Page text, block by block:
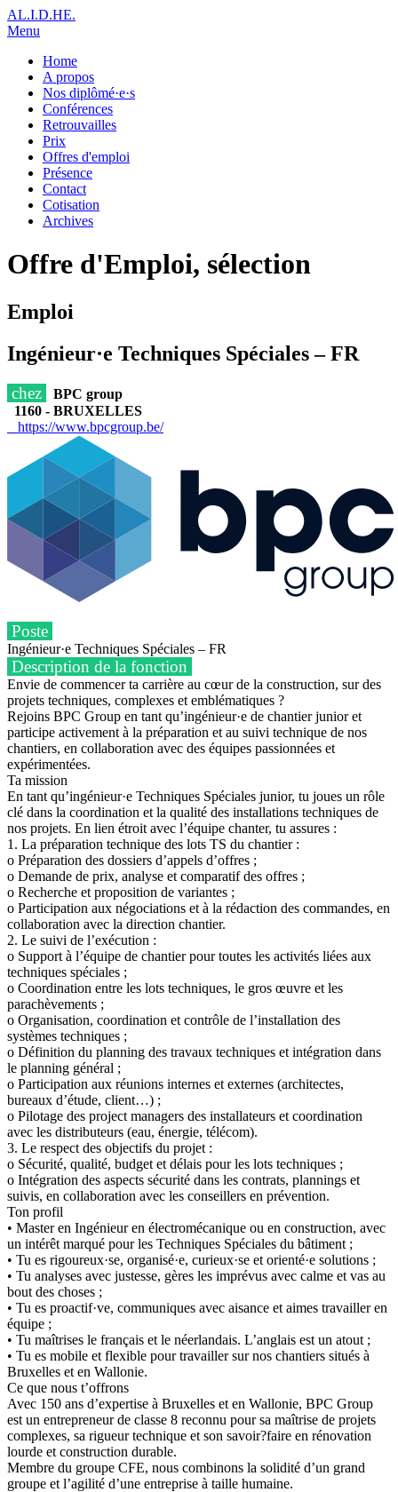
AL.I.D.HE.
Menu
Home
A propos
Nos diplômé·e·s
Conférences
Retrouvailles
Prix
Offres d'emploi
Présence
Contact
Cotisation
Archives
Offre d'Emploi, sélection
Emploi
Ingénieur·e Techniques Spéciales – FR
chez
BPC group
1160 - BRUXELLES
https://www.bpcgroup.be/
Poste
Ingénieur·e Techniques Spéciales – FR
Description de la fonction
Envie de commencer ta carrière au cœur de la construction, sur des
projets techniques, complexes et emblématiques ?
Rejoins BPC Group en tant qu’ingénieur·e de chantier junior et
participe activement à la préparation et au suivi technique de nos
chantiers, en collaboration avec des équipes passionnées et
expérimentées.
Ta mission
En tant qu’ingénieur·e Techniques Spéciales junior, tu joues un rôle
clé dans la coordination et la qualité des installations techniques de
nos projets. En lien étroit avec l’équipe chanter, tu assures :
1. La préparation technique des lots TS du chantier :
o Préparation des dossiers d’appels d’offres ;
o Demande de prix, analyse et comparatif des offres ;
o Recherche et proposition de variantes ;
o Participation aux négociations et à la rédaction des commandes, en
collaboration avec la direction chantier.
2. Le suivi de l’exécution :
o Support à l’équipe de chantier pour toutes les activités liées aux
techniques spéciales ;
o Coordination entre les lots techniques, le gros œuvre et les
parachèvements ;
o Organisation, coordination et contrôle de l’installation des
systèmes techniques ;
o Définition du planning des travaux techniques et intégration dans
le planning général ;
o Participation aux réunions internes et externes (architectes,
bureaux d’étude, client…) ;
o Pilotage des project managers des installateurs et coordination
avec les distributeurs (eau, énergie, télécom).
3. Le respect des objectifs du projet :
o Sécurité, qualité, budget et délais pour les lots techniques ;
o Intégration des aspects sécurité dans les contrats, plannings et
suivis, en collaboration avec les conseillers en prévention.
Ton profil
• Master en Ingénieur en électromécanique ou en construction, avec
un intérêt marqué pour les Techniques Spéciales du bâtiment ;
• Tu es rigoureux·se, organisé·e, curieux·se et orienté·e solutions ;
• Tu analyses avec justesse, gères les imprévus avec calme et vas au
bout des choses ;
• Tu es proactif·ve, communiques avec aisance et aimes travailler en
équipe ;
• Tu maîtrises le français et le néerlandais. L’anglais est un atout ;
• Tu es mobile et flexible pour travailler sur nos chantiers situés à
Bruxelles et en Wallonie.
Ce que nous t’offrons
Avec 150 ans d’expertise à Bruxelles et en Wallonie, BPC Group
est un entrepreneur de classe 8 reconnu pour sa maîtrise de projets
complexes, sa rigueur technique et son savoir?faire en rénovation
lourde et construction durable.
Membre du groupe CFE, nous combinons la solidité d’un grand
groupe et l’agilité d’une entreprise à taille humaine.